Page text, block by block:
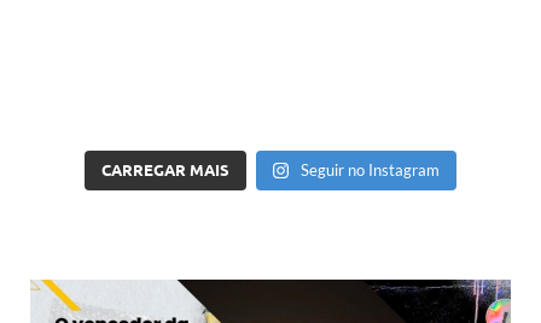
CARREGAR MAIS Seguir no Instagram